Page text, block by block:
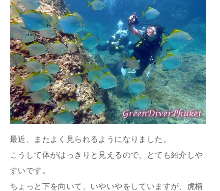
最近、またよく見られるようになりました。
こうして体がはっきりと見えるので、とても紹介しや
すいです。
ちょっと下を向いて、いやいやをしていますが、虎柄